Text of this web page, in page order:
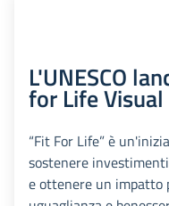
L'UNESCO
for Life
“Fit For Life” è
sostenere
e ottenere un impatto